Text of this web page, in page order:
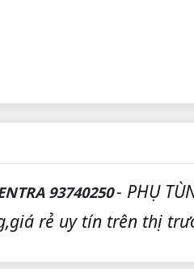
93740250- PHỤ
rẻ uy tín trên thị